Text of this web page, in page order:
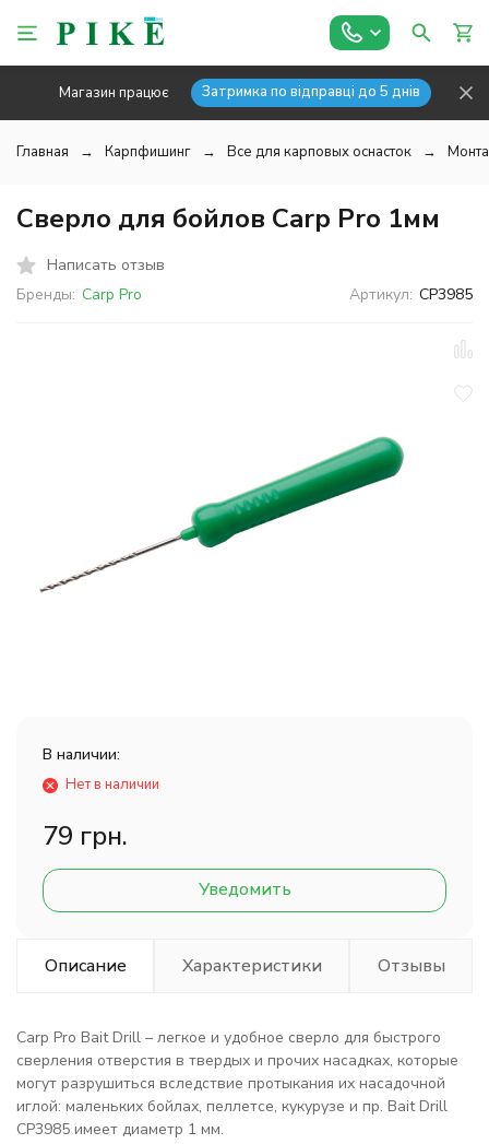
Магазин працює Затримка по відправці до 5 днів
Главная Карпфишинг Все для карповых оснасток
Сверло для бойлов Carp Pro 1мм
Написать отзыв
Бренды: Carp Pro Артикул: CP3985
В наличии:
Нет в наличии
79 грн.
Уведомить
Описание Характеристики Отзывы
Carp Pro Bait Drill – легкое и удобное сверло для быстрого
сверления отверстия в твердых и прочих насадках, которые
могут разрушиться вследствие протыкания их насадочной
иглой: маленьких бойлах, пеллетсе, кукурузе и пр. Bait Drill
CP3985 имеет диаметр 1 мм.